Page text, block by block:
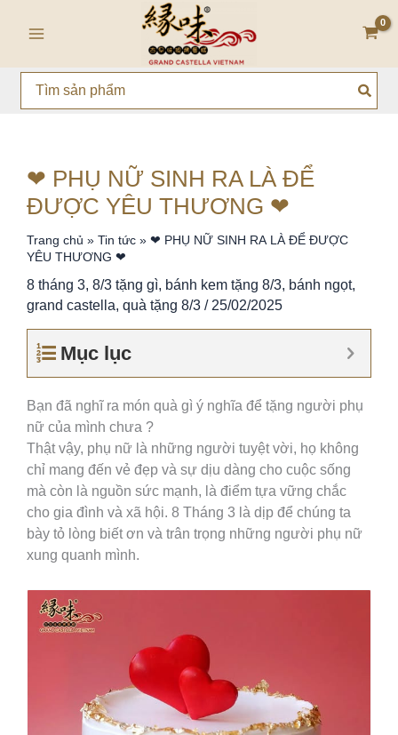
dung
for:
❤ PHỤ NỮ SINH RA LÀ ĐỂ
ĐƯỢC YÊU THƯƠNG ❤
Trang chủ » Tin tức » ❤ PHỤ NỮ SINH RA LÀ ĐỂ ĐƯỢC
YÊU THƯƠNG ❤
8 tháng 3, 8/3 tặng gì, bánh kem tặng 8/3, bánh ngọt,
grand castella, quà tặng 8/3 / 25/02/2025
Mục lục
Bạn đã nghĩ ra món quà gì ý nghĩa để tặng người phụ
nữ của mình chưa ?
Thật vậy, phụ nữ là những người tuyệt vời, họ không
chỉ mang đến vẻ đẹp và sự dịu dàng cho cuộc sống
mà còn là nguồn sức mạnh, là điểm tựa vững chắc
cho gia đình và xã hội. 8 Tháng 3 là dịp để chúng ta
bày tỏ lòng biết ơn và trân trọng những người phụ nữ
xung quanh mình.